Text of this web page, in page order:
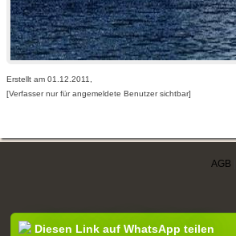
Erstellt am 01.12.2011,
[Verfasser nur für angemeldete Benutzer sichtbar]
AGB
Diesen Link auf WhatsApp teilen